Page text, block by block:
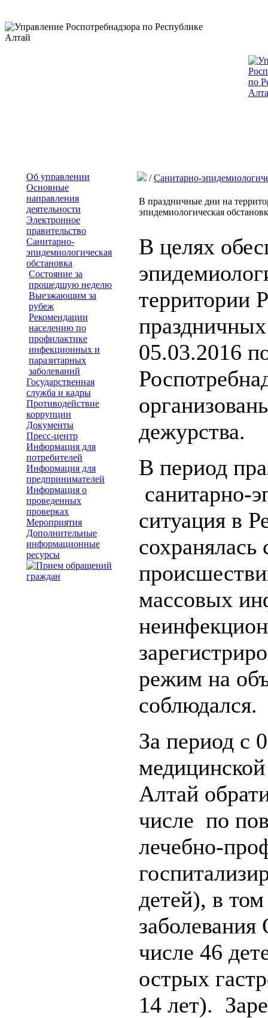
Об управлении
Основные
направления
деятельности
Электронное
правительство
Санитарно-
эпидемиологическая
обстановка
Состояние за
прошедшую неделю
Выезжающим за
рубеж
Рекомендации
населению по
профилактике
инфекционных и
паразитарных
заболеваний
Государственная
служба и кадры
Противодействие
коррупции
Документы
Пресс-центр
Информация для
потребителей
Информация для
предпринимателей
Информация о
проведенных
проверках
Мероприятия
Дополнительные
информационные
ресурсы
/Санитарно-
В праздничные дни на
эпидемиологическая
В целях
территории
05.03.2016
дежурства.
В период
санитарно-
ситуация в
массовых
режим на
соблюдался.
За период с
Алтай
числе по
лечебно-
детей), в
числе 46
острых
14 лет).